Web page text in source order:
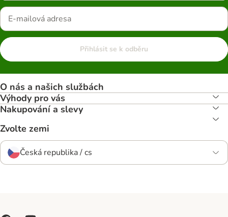
Přihlásit se k odběru
O nás a našich službách
Výhody pro vás
Nakupování a slevy
Zvolte zemi
Česká republika / cs